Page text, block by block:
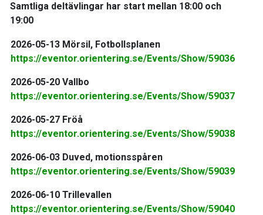
Samtliga deltävlingar har start mellan 18:00 och
19:00
2026-05-13 Mörsil, Fotbollsplanen
https://eventor.orientering.se/Events/Show/59036
2026-05-20 Vallbo
https://eventor.orientering.se/Events/Show/59037
2026-05-27 Fröå
https://eventor.orientering.se/Events/Show/59038
2026-06-03 Duved, motionsspåren
https://eventor.orientering.se/Events/Show/59039
2026-06-10 Trillevallen
https://eventor.orientering.se/Events/Show/59040